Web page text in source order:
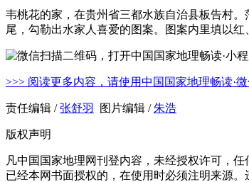
韦桃花的家，在贵州省三都水族自治县板告村
尾，勾勒出水家人喜爱的图案。图案内里填以
>>> 阅读更多内容，请使用中国国家地理畅读·
责任编辑 /张舒羽 图片编辑 /朱浩
版权声明
凡中国国家地理网刊登内容，未经授权许可，
已经本网书面授权的，在使用时必须注明来源